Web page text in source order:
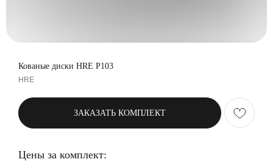
Кованые диски HRE P103
HRE
ЗАКАЗАТЬ КОМПЛЕКТ
Цены за комплект: